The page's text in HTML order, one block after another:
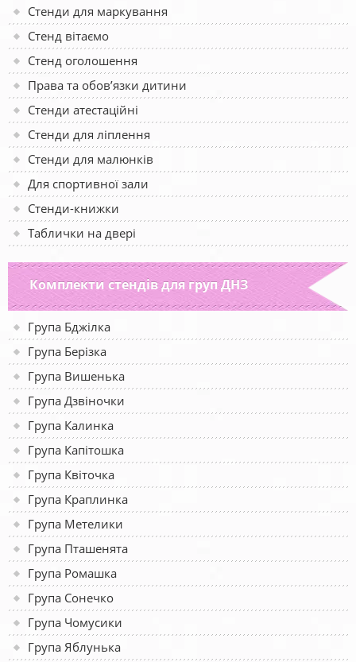
Стенди для маркування
Стенд вітаємо
Стенд оголошення
Права та обов’язки дитини
Стенди атестаційні
Стенди для ліплення
Стенди для малюнків
Для спортивної зали
Стенди-книжки
Таблички на двері
Комплекти стендів для груп ДНЗ
Група Бджілка
Група Берізка
Група Вишенька
Група Дзвіночки
Група Калинка
Група Капітошка
Група Квіточка
Група Краплинка
Група Метелики
Група Пташенята
Група Ромашка
Група Сонечко
Група Чомусики
Група Яблунька